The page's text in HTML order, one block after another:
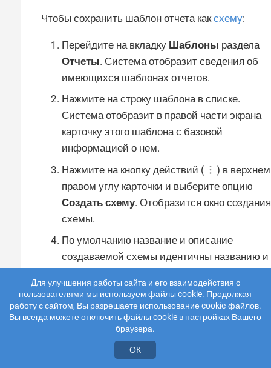
Чтобы сохранить шаблон отчета каксхему:
Перейдите на вкладку Шаблоны раздела
Отчеты. Система отобразит сведения об
имеющихся шаблонах отчетов.
Нажмите на строку шаблона в списке.
Система отобразит в правой части экрана
карточку этого шаблона с базовой
информацией о нем.
Нажмите на кнопку действий (
) в верхнем
правом углу карточки и выберите опцию
Создать схему. Отобразится окно создания
схемы.
По умолчанию название и описание
создаваемой схемы идентичны названию и
измените название и описание схемы.
Выберите из выпадающего списка каталог
экспертизы, в котором будет создана схема.
Для виджетов событий и активных списков
Для улучшения работы сайта и его взаимодействия с
пользователями мы используем файлы cookie. Продолжая
работу с сайтом, Вы разрешаете использование cookie-файлов.
Вы всегда можете отключить файлы cookie в настройках Вашего
браузера.
ОК